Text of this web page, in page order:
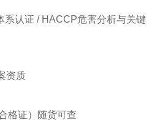
系认证 / HACCP危害分析与关键
资质
格证）随货可查